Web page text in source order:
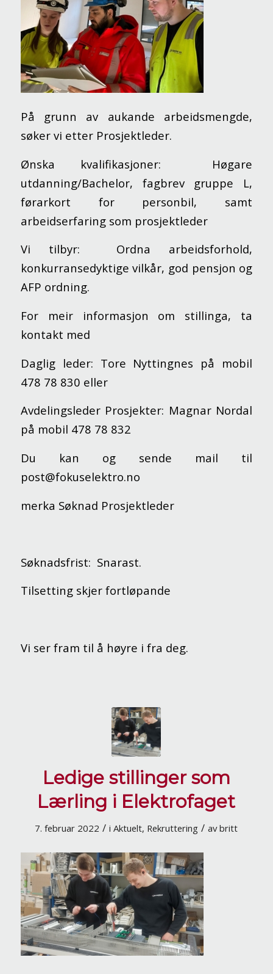
På grunn av aukande arbeidsmengde,
søker vi etter Prosjektleder.
Ønska kvalifikasjoner: Høgare
utdanning/Bachelor, fagbrev gruppe L,
førarkort for personbil, samt
arbeidserfaring som prosjektleder
Vi tilbyr: Ordna arbeidsforhold,
konkurransedyktige vilkår, god pensjon og
AFP ordning.
For meir informasjon om stillinga, ta
kontakt med
Daglig leder: Tore Nyttingnes på mobil
478 78 830 eller
Avdelingsleder Prosjekter: Magnar Nordal
på mobil 478 78 832
Du kan og sende mail til
post@fokuselektro.no
merka Søknad Prosjektleder
Søknadsfrist: Snarast.
Tilsetting skjer fortløpande
Vi ser fram til å høyre i fra deg.
Ledige stillinger som
Lærling i Elektrofaget
7. februar 2022 / iAktuelt, Rekruttering / avbritt